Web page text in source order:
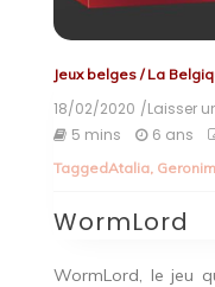
Jeux belges/La
18/02/2020 /Laisser
5 mins 6 ans
TaggedAtalia,
WormLord
WormLord, le jeu